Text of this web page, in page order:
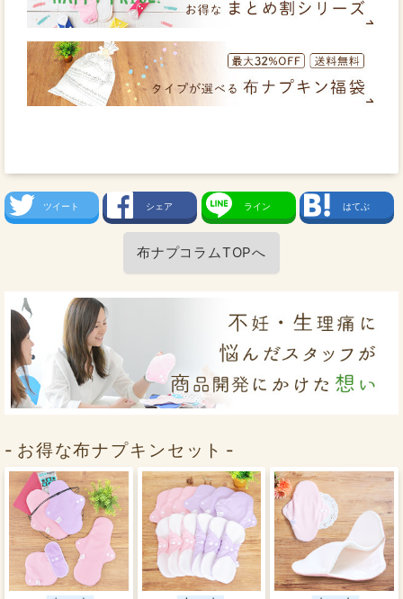
ツイート シェア ライン はてぶ
布ナプコラムTOPへ
お得な布ナプキンセット